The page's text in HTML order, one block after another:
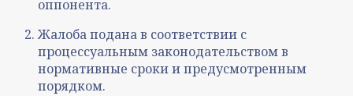
оппонента.
Жалоба подана в соответствии с
процессуальным законодательством в
нормативные сроки и предусмотренным
порядком.